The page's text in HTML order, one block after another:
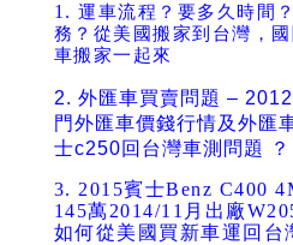
1. 運車流程？要多久時間
務？從美國搬家到台灣，
車搬家一起來
2. 外匯車買賣問題 –
門外匯車價錢行情及外匯
士c250回台灣車測問題
？
3. 2015賓士Benz C400
145萬2014/11月出廠
如何從美國買新車運回台